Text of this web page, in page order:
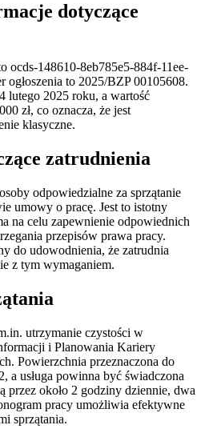
dotyczące
ocds-148610-8eb785e5-884f-11ee-
ogłoszenia to 2025/BZP 00105608.
lutego 2025 roku, a wartość
zł, co oznacza, że jest
klasyczne.
zatrudnienia
odpowiedzialne za sprzątanie
umowy o pracę. Jest to istotny
na celu zapewnienie odpowiednich
przepisów prawa pracy.
do udowodnienia, że zatrudnia
z tym wymaganiem.
utrzymanie czystości w
i Planowania Kariery
Powierzchnia przeznaczona do
a usługa powinna być świadczona
przez około 2 godziny dziennie, dwa
pracy umożliwia efektywne
sprzątania.